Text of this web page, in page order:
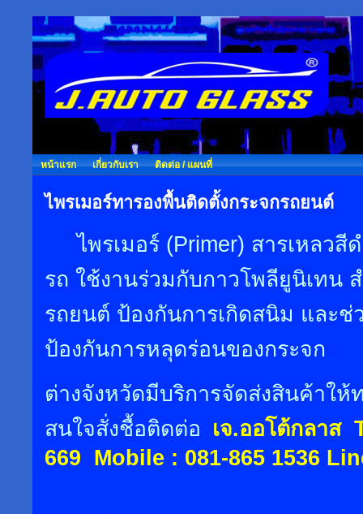
หน้าแรก เกี่ยวกับเรา ติดต่อ / แผนที่
ไพรเมอร์ทารองพื้นติดตั้งกระจกรถยนต์
ไพรเมอร์ (Primer) สารเหลวสี
รถ ใช้งานร่วมกับกาวโพลียูนิเทน
รถยนต์ ป้องกันการเกิดสนิม และช่
ป้องกันการหลุดร่อนของกระจก
ต่างจังหวัดมีบริการจัดส่งสินค้าให้
สนใจสั่งชื้อติดต่อ เจ.ออโต้กลาส
669 Mobile : 081-865 1536